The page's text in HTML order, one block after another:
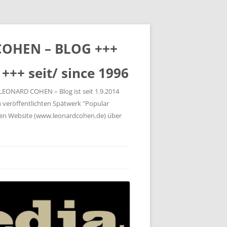
– BLOG +++
seit/ since 1996
COHEN – Blog ist seit 1.9.2014
veröffentlichten Spätwerk "Popular
Website (www.leonardcohen.de) über